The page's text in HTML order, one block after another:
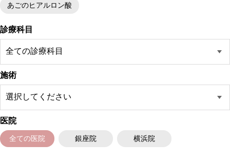
あごのヒアルロン酸
診療科目
施術
医院
全ての医院 銀座院 横浜院